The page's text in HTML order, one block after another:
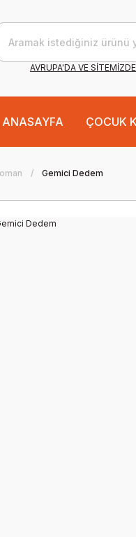
AVRUPA'DA VE
ANASAYFA ÇOCUK
Gemici Dedem